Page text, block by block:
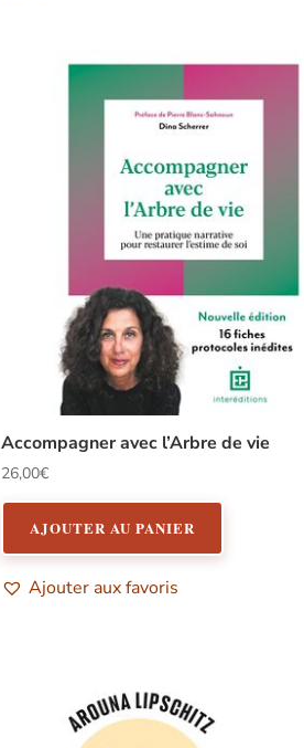
Accompagner avec l’Arbre de vie
26,00€
AJOUTER AU PANIER
Ajouter aux favoris